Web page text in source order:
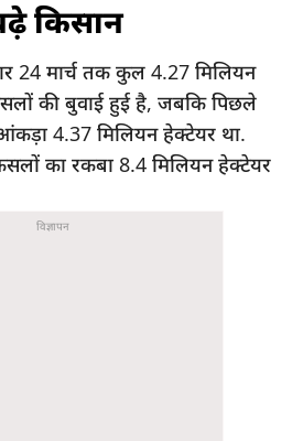
किसान
24 मार्च तक कुल 4.27 मिलियन
की बुवाई हुई है, जबकि पिछले
4.37 मिलियन हेक्टेयर था.
का रकबा 8.4 मिलियन हेक्टेयर